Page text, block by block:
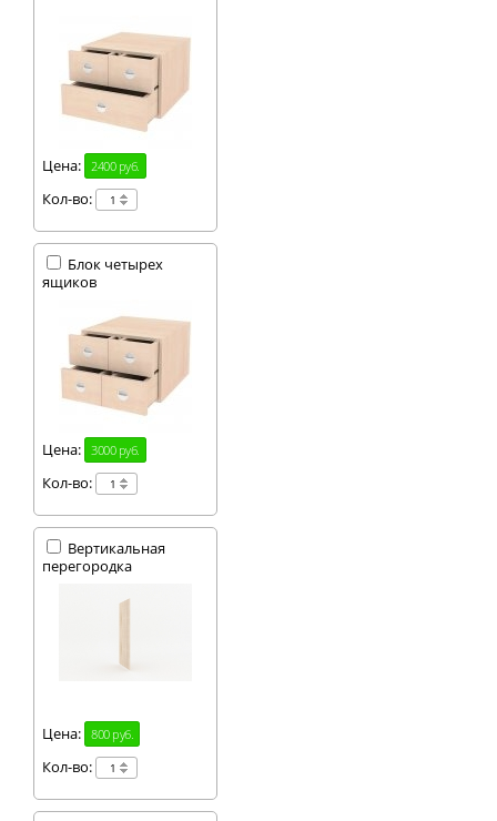
пыль, влажность и
резкие перепады
температуры.
Цена: 2400 руб.
Кол-во:
Блок четырех
ящиков
Цена: 3000 руб.
Кол-во:
Вертикальная
перегородка
Цена: 800 руб.
Кол-во: